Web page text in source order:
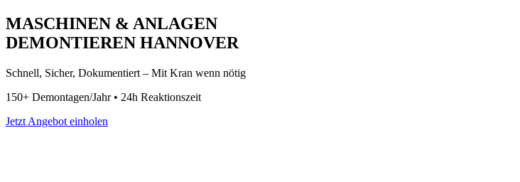
MASCHINEN & ANLAGEN
DEMONTIEREN HANNOVER
Schnell, Sicher, Dokumentiert – Mit Kran wenn nötig
150+ Demontagen/Jahr • 24h Reaktionszeit
Jetzt Angebot einholen